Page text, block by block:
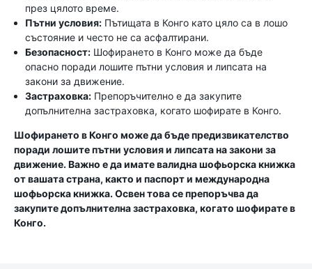
през цялото време.
Пътни условия: Пътищата в Конго като цяло са в лошо
състояние и често не са асфалтирани.
Безопасност: Шофирането в Конго може да бъде
опасно поради лошите пътни условия и липсата на
закони за движение.
Застраховка: Препоръчително е да закупите
допълнителна застраховка, когато шофирате в Конго.
Шофирането в Конго може да бъде предизвикателство
поради лошите пътни условия и липсата на закони за
движение. Важно е да имате валидна шофьорска книжка
от вашата страна, както и паспорт и международна
шофьорска книжка. Освен това се препоръчва да
закупите допълнителна застраховка, когато шофирате в
Конго.